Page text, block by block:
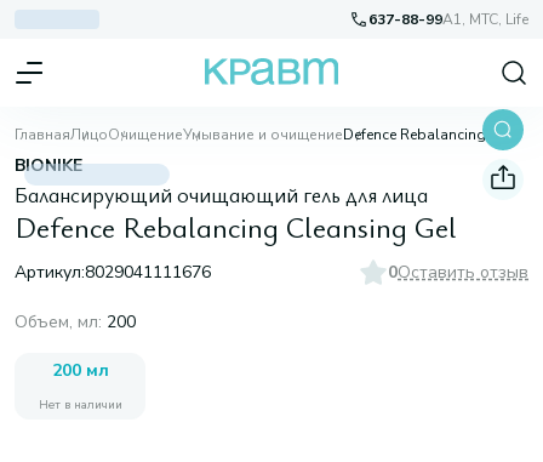
637-88-99A1, МТС, Life
ГлавнаяЛицоОчищениеУмывание и очищение Defence Rebalancing Cleansing Gel
BIONIKE
Балансирующий очищающий гель для лица
Defence Rebalancing Cleansing Gel
Артикул:8029041111676 0Оставить отзыв
Объем, мл: 200
200 мл
Нет в наличии